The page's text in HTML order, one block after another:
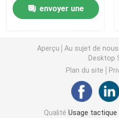
Sac à dos tactique militaire
Vitesse extérieure tactique
Bottes tactiques de combat
Gilet tactique de combat
envoyer une
Aperçu Au sujet de nous
Desktop
Plan du site
QualitéUsage tactique